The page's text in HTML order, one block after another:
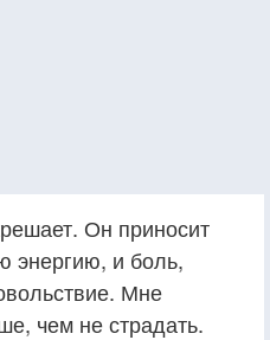
Он приносит
энергию, и боль,
Мне
чем не страдать.